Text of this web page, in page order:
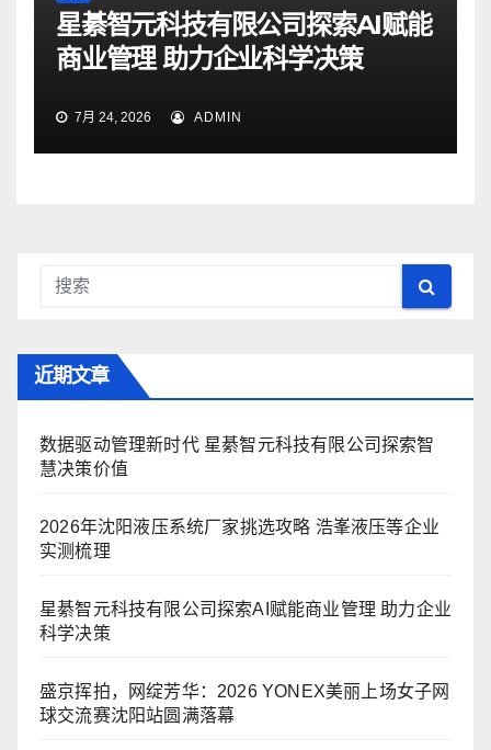
星綦智元科技有限公司探索AI赋能
商业管理 助力企业科学决策
7月 24, 2026 ADMIN
近期文章
数据驱动管理新时代 星綦智元科技有限公司探索智
慧决策价值
2026年沈阳液压系统厂家挑选攻略 浩峯液压等企业
实测梳理
星綦智元科技有限公司探索AI赋能商业管理 助力企业
科学决策
盛京挥拍，网绽芳华：2026 YONEX美丽上场女子网
球交流赛沈阳站圆满落幕